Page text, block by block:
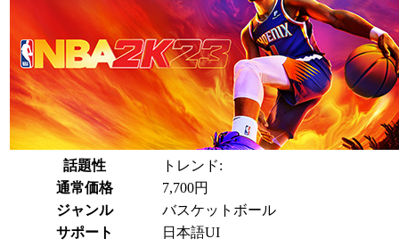
話題性
トレンド:
通常価格
7,700円
ジャンル
バスケットボール
サポート
日本語UI